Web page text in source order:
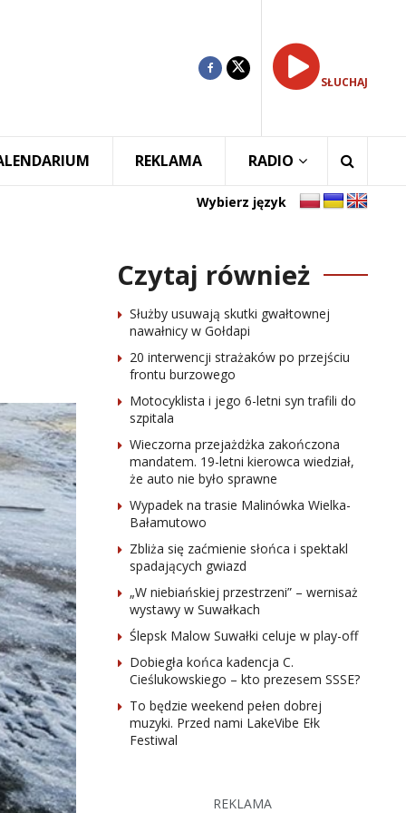
SŁUCHAJ
REKLAMA RADIO
Wybierz język
Czytaj również
Służby usuwają skutki gwałtownej
nawałnicy w Gołdapi
20 interwencji strażaków po przejściu
frontu burzowego
Motocyklista i jego 6-letni syn trafili do
szpitala
Wieczorna przejażdżka zakończona
mandatem. 19-letni kierowca wiedział,
że auto nie było sprawne
Wypadek na trasie Malinówka Wielka-
Bałamutowo
Zbliża się zaćmienie słońca i spektakl
spadających gwiazd
„W niebiańskiej przestrzeni” – wernisaż
wystawy w Suwałkach
Ślepsk Malow Suwałki celuje w play-off
Dobiegła końca kadencja C.
Cieślukowskiego – kto prezesem SSSE?
To będzie weekend pełen dobrej
muzyki. Przed nami LakeVibe Ełk
Festiwal
REKLAMA